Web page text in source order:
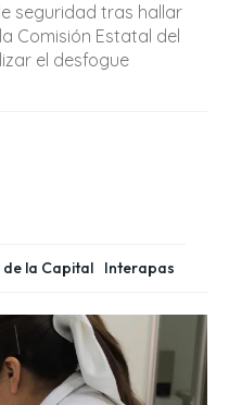
seguridad tras hallar
Comisión Estatal del
el desfogue
la Capital Interapas